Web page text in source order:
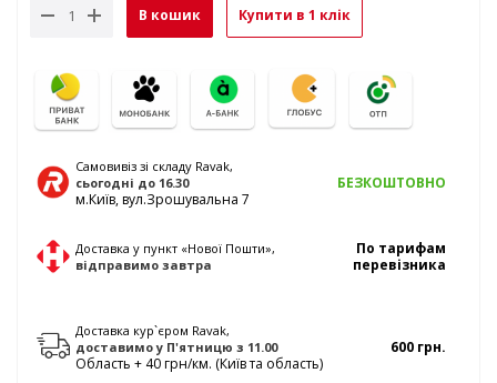
В кошик Купити в 1 клік
Самовивіз зі складу Ravak,
сьогодні до 16.30
м.Київ, вул.Зрошувальна 7
БЕЗКОШТОВНО
Доставка у пункт «Нової Пошти»,
відправимозавтра
По тарифам
перевізника
Доставка кур`єром Ravak,
доставимо у П'ятницю з 11.00
Область + 40 грн/км. (Київ та область)
600 грн.